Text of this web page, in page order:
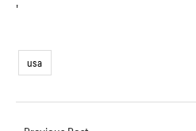
'
usa